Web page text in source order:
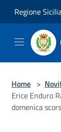
Regione
Home >
Erice Enduro
domenica